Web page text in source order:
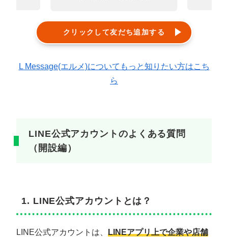
クリックして友だち追加する
L Message(エルメ)についてもっと知りたい方はこち
ら
LINE公式アカウントのよくある質問
（開設編）
1. LINE公式アカウントとは？
LINE公式アカウントは、 LINEアプリ上で企業や店舗